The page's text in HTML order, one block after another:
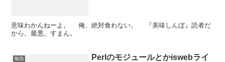
意味わかんねーよ。 俺、絶対食わない。 『美味しんぼ』読者だ
から。最悪。すまん。
勉強
Perlのモジュールとかiswebライ